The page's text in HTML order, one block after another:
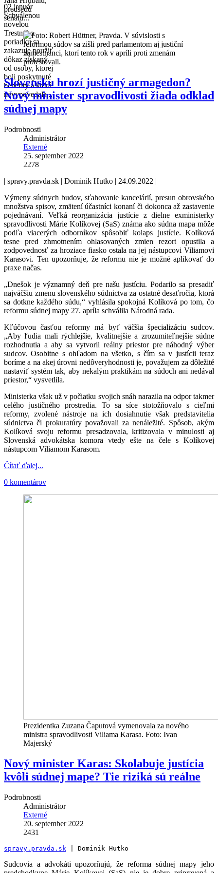
predsedu
senátu...
02 január
Schválenou
novelou
Trestného
poriadku sa
zakazuje použiť
dôkaz získaný
od osoby, ktorej
boli poskytnuté
benefity a ktorá
nevypovedala...
Slovensku hrozí justičný armagedon?
Nový minister spravodlivosti žiada odklad
súdnej mapy
Podrobnosti
Administrátor
Externé
25. september 2022
2278
| spravy.pravda.sk | Dominik Hutko | 24.09.2022 |
Výmeny súdnych budov, sťahovanie kancelárií, presun obrovského
množstva spisov, zmätení účastníci konaní či dokonca až zastavenie
pojednávaní. Veľká reorganizácia justície z dielne exministerky
spravodlivosti Márie Kolíkovej (SaS) známa ako súdna mapa môže
podľa viacerých odborníkov spôsobiť kolaps justície. Kolíková
tesne pred zhmotnením ohlasovaných zmien rezort opustila a
zodpovednosť za hroziace fiasko ostala na jej nástupcovi Viliamovi
Karasovi. Ten upozorňuje, že reformu nie je možné aplikovať do
praxe načas.
„Dnešok je významný deň pre našu justíciu. Podarilo sa presadiť
najväčšiu zmenu slovenského súdnictva za ostatné desaťročia, ktorá
sa dotkne každého súdu,“ vyhlásila spokojná Kolíková po tom, čo
reformu súdnej mapy 27. apríla schválila Národná rada.
Kľúčovou časťou reformy má byť väčšia špecializáciu sudcov.
„Aby ľudia mali rýchlejšie, kvalitnejšie a zrozumiteľnejšie súdne
rozhodnutia a aby sa vytvoril reálny priestor pre náhodný výber
sudcov. Osobitne s ohľadom na všetko, s čím sa v justícii teraz
boríme a na akej úrovni nedôveryhodnosti je, považujem za dôležité
nastaviť systém tak, aby nekalým praktikám na súdoch ani nedával
priestor,“ vysvetlila.
Ministerka však už v počiatku svojich snáh narazila na odpor takmer
celého justičného prostredia. To sa síce stotožňovalo s cieľmi
reformy, zvolené nástroje na ich dosiahnutie však predstavitelia
súdnictva či prokuratúry považovali za nenáležité. Spôsob, akým
Kolíková svoju reformu presadzovala, kritizovala v minulosti aj
Slovenská advokátska komora vtedy ešte na čele s Kolíkovej
nástupcom Viliamom Karasom.
Čítať ďalej...
0 komentárov
Prezidentka Zuzana Čaputová vymenovala za nového
ministra spravodlivosti Viliama Karasa. Foto: Ivan
Majerský
Nový minister Karas: Skolabuje justícia
kvôli súdnej mape? Tie riziká sú reálne
Podrobnosti
Administrátor
Externé
20. september 2022
2431
spravy.pravda.sk | Dominik Hutko
Sudcovia a advokáti upozorňujú, že reforma súdnej mapy jeho